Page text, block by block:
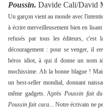
Poussin. Davide Cali/David
Un garçon vient au monde avec
à écrire merveilleusement bien en
refusés par tous les éditeurs, c'est
découragement : pour se venger, il
héros idiot, à qui il donne un nom
mochissime. Ah la bonne blague !
un best-seller mondial, donnant
même gadgets. Après Poussin fait
Poussin fait caca... Notre écrivain ne